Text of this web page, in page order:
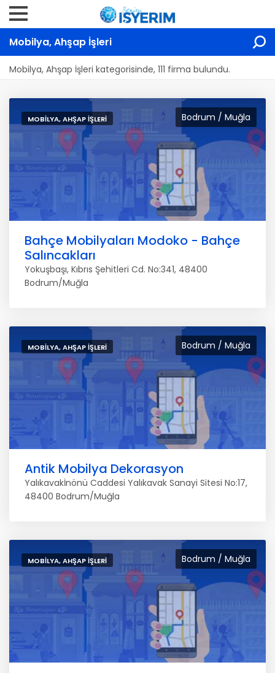
Mobilya, Ahşap İşleri
Mobilya, Ahşap İşleri kategorisinde, 111 firma bulundu.
Bodrum / Muğla
MOBILYA, AHŞAP İŞLERI
Bahçe Mobilyaları Modoko - Bahçe
Salıncakları
Yokuşbaşı, Kıbrıs Şehitleri Cd. No:341, 48400
Bodrum/Muğla
Bodrum / Muğla
MOBILYA, AHŞAP İŞLERI
Antik Mobilya Dekorasyon
Yalıkavakİnönü Caddesi Yalıkavak Sanayi Sitesi No:17,
48400 Bodrum/Muğla
Bodrum / Muğla
MOBILYA, AHŞAP İŞLERI